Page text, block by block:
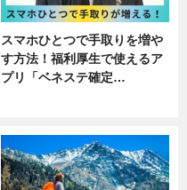
スマホひとつで手取りを増や
す方法！福利厚生で使えるア
プリ「ベネステ確定…